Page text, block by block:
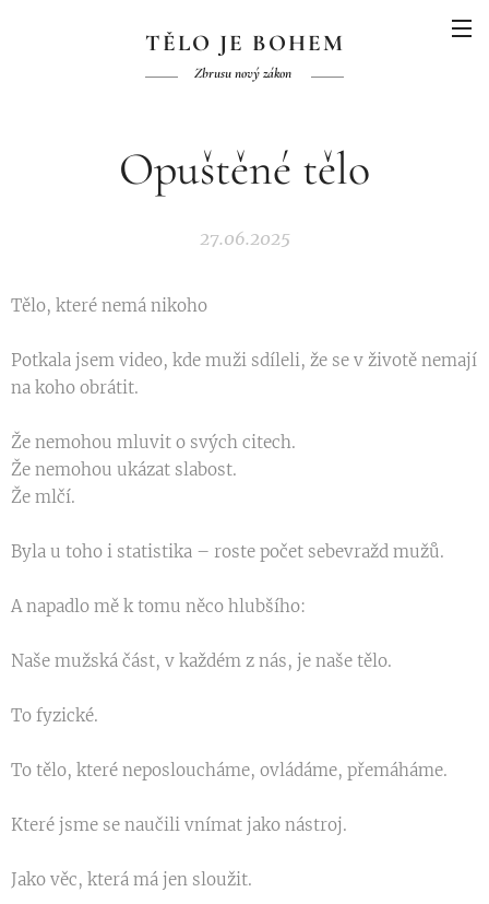
TĚLO JE BOHEM
Zbrusu nový zákon
Opuštěné tělo
27.06.2025
Tělo, které nemá nikoho
Potkala jsem video, kde muži sdíleli, že se v životě nemají
na koho obrátit.
Že nemohou mluvit o svých citech.
Že nemohou ukázat slabost.
Že mlčí.
Byla u toho i statistika – roste počet sebevražd mužů.
A napadlo mě k tomu něco hlubšího:
Naše mužská část, v každém z nás, je naše tělo.
To fyzické.
To tělo, které neposloucháme, ovládáme, přemáháme.
Které jsme se naučili vnímat jako nástroj.
Jako věc, která má jen sloužit.